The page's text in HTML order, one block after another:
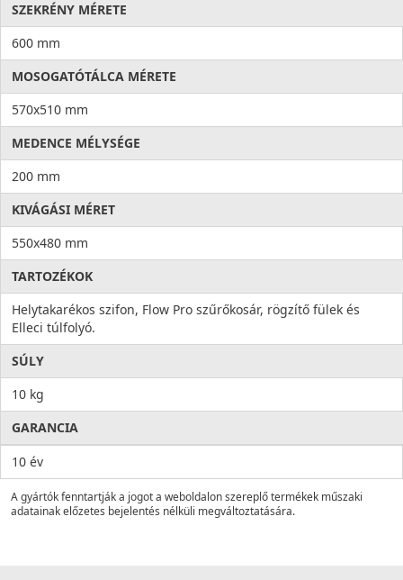
SZEKRÉNY MÉRETE
600 mm
MOSOGATÓTÁLCA MÉRETE
570x510 mm
MEDENCE MÉLYSÉGE
200 mm
KIVÁGÁSI MÉRET
550x480 mm
TARTOZÉKOK
Helytakarékos szifon, Flow Pro szűrőkosár, rögzítő fülek és
Elleci túlfolyó.
SÚLY
10 kg
GARANCIA
10 év
A gyártók fenntartják a jogot a weboldalon szereplő termékek műszaki
adatainak előzetes bejelentés nélküli megváltoztatására.